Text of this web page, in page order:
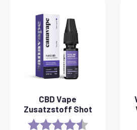
CBD Vape
Zusatzstoff Shot
Rating: 4.8 out of 5